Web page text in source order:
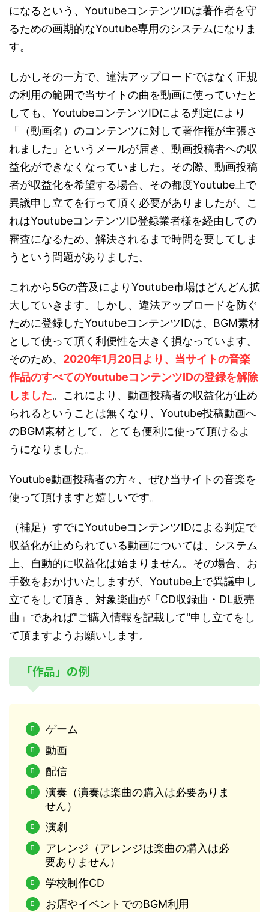
になるという、YoutubeコンテンツIDは著作者を守
るための画期的なYoutube専用のシステムになりま
す。
しかしその一方で、違法アップロードではなく正規
の利用の範囲で当サイトの曲を動画に使っていたと
しても、YoutubeコンテンツIDによる判定により
「（動画名）のコンテンツに対して著作権が主張さ
れました」というメールが届き、動画投稿者への収
益化ができなくなっていました。その際、動画投稿
者が収益化を希望する場合、その都度Youtube上で
異議申し立てを行って頂く必要がありましたが、こ
れはYoutubeコンテンツID登録業者様を経由しての
審査になるため、解決されるまで時間を要してしま
うという問題がありました。
これから5Gの普及によりYoutube市場はどんどん拡
大していきます。しかし、違法アップロードを防ぐ
ために登録したYoutubeコンテンツIDは、BGM素材
として使って頂く利便性を大きく損なっています。
そのため、 2020年1月20日より、当サイトの音楽
作品のすべてのYoutubeコンテンツIDの登録を解除
しました。これにより、動画投稿者の収益化が止め
られるということは無くなり、Youtube投稿動画へ
のBGM素材として、とても便利に使って頂けるよ
うになりました。
Youtube動画投稿者の方々、ぜひ当サイトの音楽を
使って頂けますと嬉しいです。
（補足）すでにYoutubeコンテンツIDによる判定で
収益化が止められている動画については、システム
上、自動的に収益化は始まりません。その場合、お
手数をおかけいたしますが、Youtube上で異議申し
立てをして頂き、対象楽曲が「CD収録曲・DL販売
曲」であれば"ご購入情報を記載して"申し立てをし
て頂ますようお願いします。
「作品」の例
ゲーム
動画
配信
演奏（演奏は楽曲の購入は必要ありま
せん）
演劇
アレンジ（アレンジは楽曲の購入は必
要ありません）
学校制作CD
お店やイベントでのBGM利用